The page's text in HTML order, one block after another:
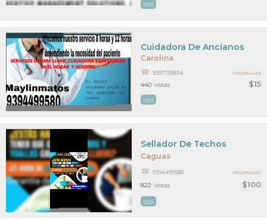
MAS
Carolina
$15
Cuidadora De Ancianos
9397755834
MAS
440 vistas
PR43944013
Caguas
$100
Sellador De Techos
9394499580
MAS
822 vistas
PR43944012